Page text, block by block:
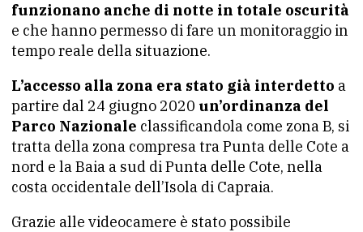
funzionano anche di notte in totale oscurità
e che hanno permesso di fare un monitoraggio in
tempo reale della situazione.
L’accesso alla zona era stato già interdetto a
partire dal 24 giugno 2020 un’ordinanza del
Parco Nazionale classificandola come zona B, si
tratta della zona compresa tra Punta delle Cote a
nord e la Baia a sud di Punta delle Cote, nella
costa occidentale dell’Isola di Capraia.
Grazie alle videocamere è stato possibile